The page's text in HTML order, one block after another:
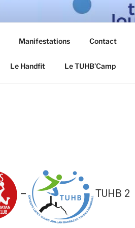
Manifestations Contact
Le Handfit Le TUHB’Camp
— TUHB 2